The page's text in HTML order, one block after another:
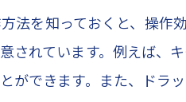
法を知っておくと、操
されています。例えば、
ができます。また、ドラ